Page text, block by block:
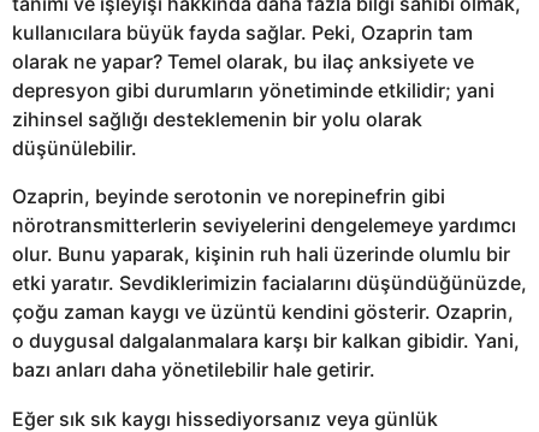
kullanıcılara büyük fayda sağlar. Peki, Ozaprin tam
olarak ne yapar? Temel olarak, bu ilaç anksiyete ve
depresyon gibi durumların yönetiminde etkilidir; yani
zihinsel sağlığı desteklemenin bir yolu olarak
düşünülebilir.
Ozaprin, beyinde serotonin ve norepinefrin gibi
nörotransmitterlerin seviyelerini dengelemeye yardımcı
olur. Bunu yaparak, kişinin ruh hali üzerinde olumlu bir
etki yaratır. Sevdiklerimizin facialarını düşündüğünüzde,
çoğu zaman kaygı ve üzüntü kendini gösterir. Ozaprin,
o duygusal dalgalanmalara karşı bir kalkan gibidir. Yani,
bazı anları daha yönetilebilir hale getirir.
Eğer sık sık kaygı hissediyorsanız veya günlük